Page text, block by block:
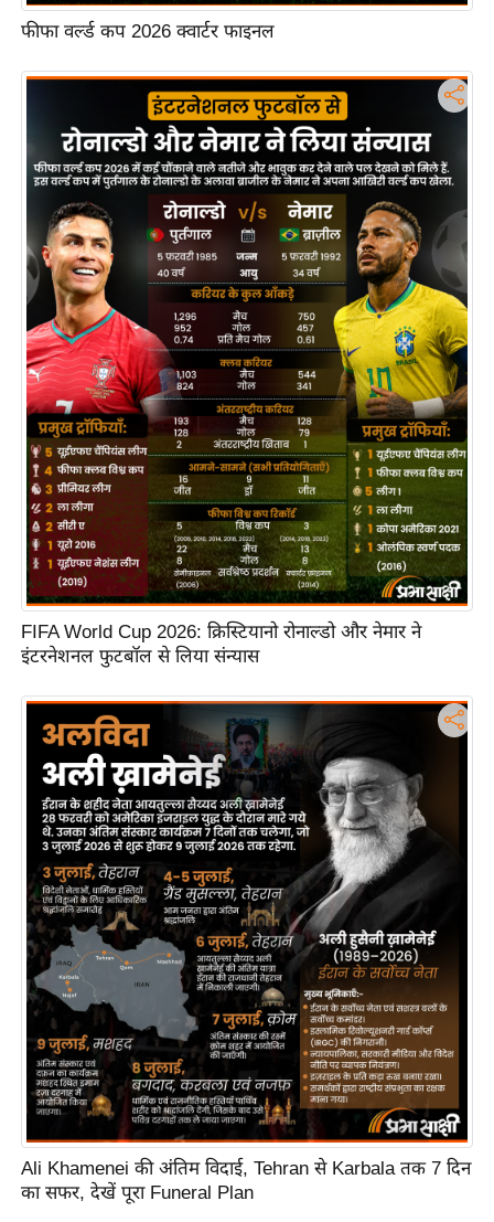
फीफा वर्ल्ड कप 2026 क्वार्टर फाइनल
FIFA World Cup 2026: क्रिस्टियानो रोनाल्डो और नेमार ने
इंटरनेशनल फुटबॉल से लिया संन्यास
Ali Khamenei की अंतिम विदाई, Tehran से Karbala तक 7 दिन
का सफर, देखें पूरा Funeral Plan